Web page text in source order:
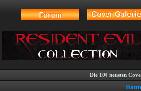
Die 100 neusten